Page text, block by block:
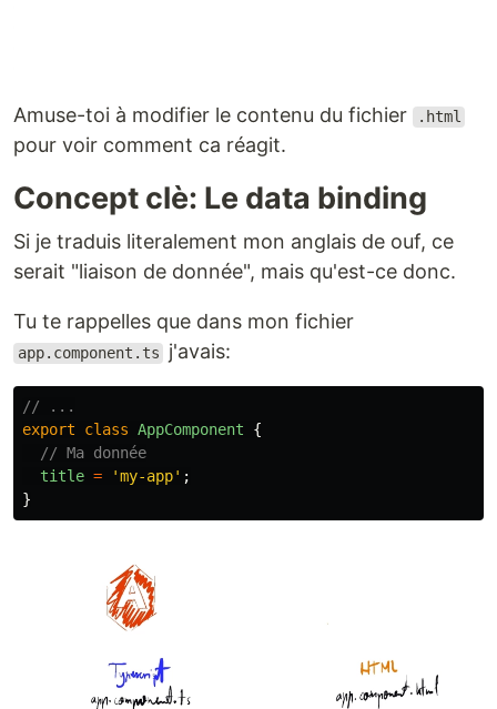
Amuse-toi à modifier le contenu du fichier .html
pour voir comment ca réagit.
Concept clè: Le data binding
Si je traduis literalement mon anglais de ouf, ce
serait "liaison de donnée", mais qu'est-ce donc.
Tu te rappelles que dans mon fichier
app.component.ts j'avais:
// ...
export
class AppComponent
{
// Ma donnée
title = 'my-app' ;
}